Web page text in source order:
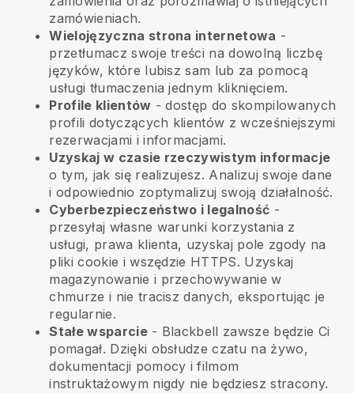
zamówieniach.
Wielojęzyczna strona internetowa -
przetłumacz swoje treści na dowolną liczbę
języków, które lubisz sam lub za pomocą
usługi tłumaczenia jednym kliknięciem.
Profile klientów - dostęp do skompilowanych
profili dotyczących klientów z wcześniejszymi
rezerwacjami i informacjami.
Uzyskaj w czasie rzeczywistym informacje
o tym, jak się realizujesz. Analizuj swoje dane
i odpowiednio zoptymalizuj swoją działalność.
Cyberbezpieczeństwo i legalność -
przesyłaj własne warunki korzystania z
usługi, prawa klienta, uzyskaj pole zgody na
pliki cookie i wszędzie HTTPS. Uzyskaj
magazynowanie i przechowywanie w
chmurze i nie tracisz danych, eksportując je
regularnie.
Stałe wsparcie- Blackbell zawsze będzie Ci
pomagał. Dzięki obsłudze czatu na żywo,
dokumentacji pomocy i filmom
instruktażowym nigdy nie będziesz stracony.